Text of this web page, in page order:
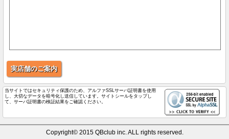
実店舗のご案内
当サイトではセキュリティ保護のため、アルファSSLサーバ証明書を使用
し、大切なデータを暗号化し送信しています。サイトシールをタップし
て、サーバ証明書の検証結果をご確認ください。
Copyright© 2015 QBclub inc. ALL rights reserved.